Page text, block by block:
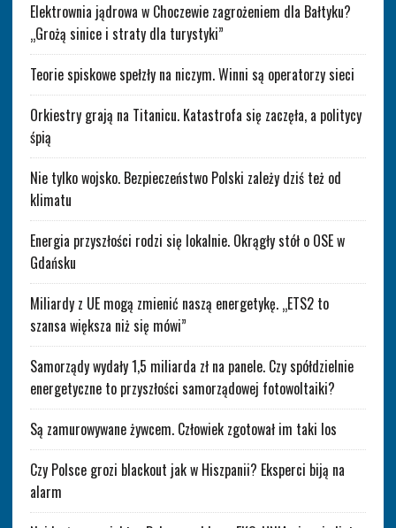
Elektrownia jądrowa w Choczewie zagrożeniem dla Bałtyku?
„Grożą sinice i straty dla turystyki”
Teorie spiskowe spełzły na niczym. Winni są operatorzy sieci
Orkiestry grają na Titanicu. Katastrofa się zaczęła, a politycy
śpią
Nie tylko wojsko. Bezpieczeństwo Polski zależy dziś też od
klimatu
Energia przyszłości rodzi się lokalnie. Okrągły stół o OSE w
Gdańsku
Miliardy z UE mogą zmienić naszą energetykę. „ETS2 to
szansa większa niż się mówi”
Samorządy wydały 1,5 miliarda zł na panele. Czy spółdzielnie
energetyczne to przyszłości samorządowej fotowoltaiki?
Są zamurowywane żywcem. Człowiek zgotował im taki los
Czy Polsce grozi blackout jak w Hiszpanii? Eksperci biją na
alarm